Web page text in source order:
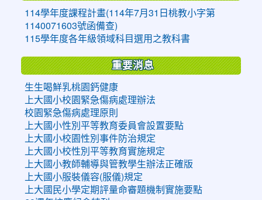
114學年度課程計畫(114年7月31日桃教小字第
1140071603號函備查)
115學年度各年級領域科目選用之教科書
重要消息
生生喝鮮乳桃園鈣健康
上大國小校園緊急傷病處理辦法
校園緊急傷病處理原則
上大國小性別平等教育委員會設置要點
上大國小校園性別事件防治規定
上大國小校性別平等教育實施規定
上大國小教師輔導與管教學生辦法正確版
上大國小服裝儀容(服儀)規定
上大國民小學定期評量命審題機制實施要點